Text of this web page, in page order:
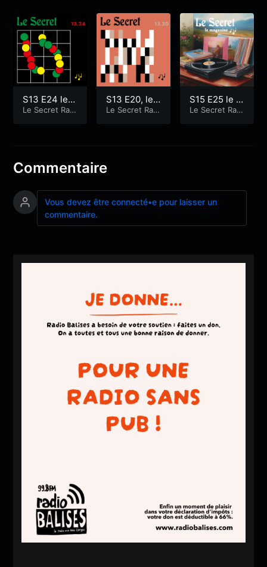
S13 E24 le
Mag!
Le Secret Radi
S13 E20, le
Mag!
Le Secret Radi
S15 E25 le M
ag!
Le Secret Radi
Commentaire
Vous devez être connecté•e pour laisser un
commentaire.